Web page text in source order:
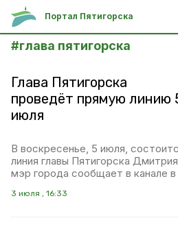
Портал Пятигорска
#глава пятигорска
Глава Пятигорска
проведёт прямую линию
июля
В воскресенье, 5 июля,
линия главы Пятигорска
мэр города сообщает в канале в
3 июля , 16:33